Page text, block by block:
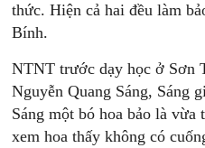
thức. Hiện cả hai đều làm
Bính.
NTNT trước dạy học ở Sơn
Nguyễn Quang Sáng, Sáng
Sáng một bó hoa bảo là
xem hoa thấy không có